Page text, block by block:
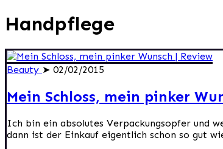
Handpflege
Beauty ➤ 02/02/2015
Mein Schloss, mein pinker
Ich bin ein absolutes Verpackungsopfer und
dann ist der Einkauf eigentlich schon so gut